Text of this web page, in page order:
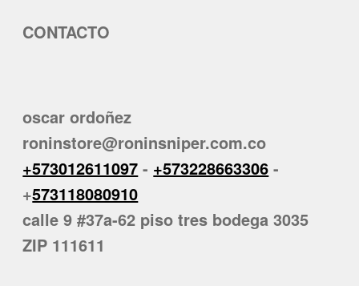
CONTACTO
oscar ordoñez
roninstore@roninsniper.com.co
+573012611097 - +573228663306 -
+573118080910
calle 9 #37a-62 piso tres bodega 3035
ZIP 111611